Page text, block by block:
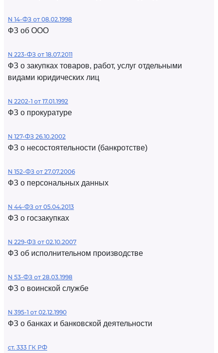
N 14-ФЗ от 08.02.1998
ФЗ об ООО
N 223-ФЗ от 18.07.2011
ФЗ о закупках товаров, работ, услуг отдельными
видами юридических лиц
N 2202-1 от 17.01.1992
ФЗ о прокуратуре
N 127-ФЗ 26.10.2002
ФЗ о несостоятельности (банкротстве)
N 152-ФЗ от 27.07.2006
ФЗ о персональных данных
N 44-ФЗ от 05.04.2013
ФЗ о госзакупках
N 229-ФЗ от 02.10.2007
ФЗ об исполнительном производстве
N 53-ФЗ от 28.03.1998
ФЗ о воинской службе
N 395-1 от 02.12.1990
ФЗ о банках и банковской деятельности
ст. 333 ГК РФ